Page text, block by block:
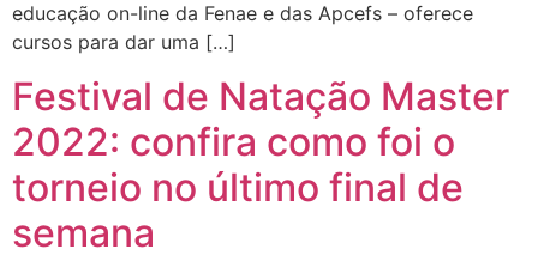
educação on-line da Fenae e das Apcefs – oferece
cursos para dar uma […]
Festival de Natação Master
2022: confira como foi o
torneio no último final de
semana